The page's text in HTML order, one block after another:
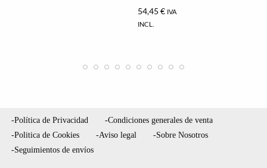
54,45€ IVA
INCL.
-Política de Privacidad
-Condiciones generales de venta
-Politica de Cookies
-Aviso legal
-Sobre Nosotros
-Seguimientos de envíos